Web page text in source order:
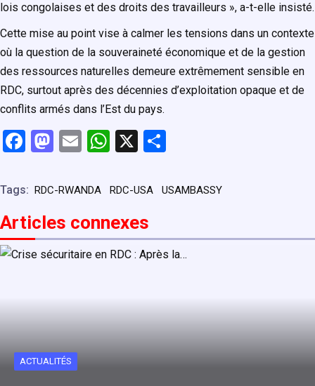
lois congolaises et des droits des travailleurs », a-t-elle insisté.
Cette mise au point vise à calmer les tensions dans un contexte
où la question de la souveraineté économique et de la gestion
des ressources naturelles demeure extrêmement sensible en
RDC, surtout après des décennies d’exploitation opaque et de
conflits armés dans l’Est du pays.
F
ce
b
o
o
M
st
d
o
E
ail
W
at
A
p
X
ta
er
Tags: RDC-RWANDA RDC-USA USAMBASSY
Articles connexes
ACTUALITÉS